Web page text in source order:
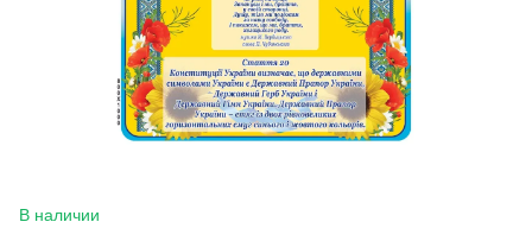
В наличии